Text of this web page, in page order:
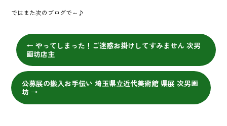
ではまた次のブログで～♪
← やってしまった！ご迷惑お掛けしてすみません 次男
画坊店主
公募展の搬入お手伝い 埼玉県立近代美術館 県展 次男画
坊 →